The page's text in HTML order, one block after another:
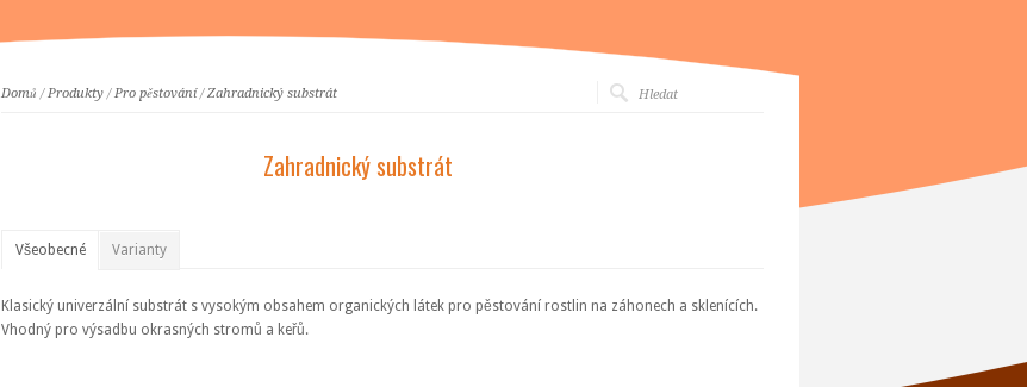
Domů /Produkty/Pro pěstování/Zahradnický substrát
Zahradnický substrát
Všeobecné Varianty
Klasický univerzální substrát s vysokým obsahem organických látek pro pěstování rostlin na záhonech a sklenících.
Vhodný pro výsadbu okrasných stromů a keřů.